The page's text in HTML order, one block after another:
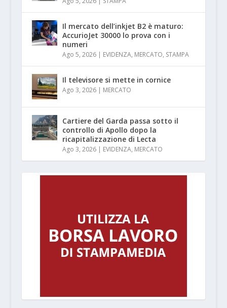
Il mercato dell’inkjet B2 è maturo:
AccurioJet 30000 lo prova con i
numeri
Ago 5, 2026| EVIDENZA, MERCATO, STAMPA
Il televisore si mette in cornice
Ago 3, 2026| MERCATO
Cartiere del Garda passa sotto il
controllo di Apollo dopo la
ricapitalizzazione di Lecta
Ago 3, 2026| EVIDENZA, MERCATO